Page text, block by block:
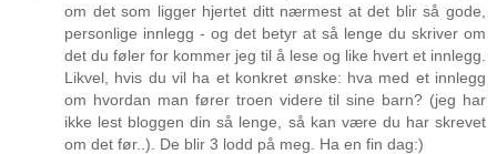
om det som ligger hjertet ditt nærmest at det blir så gode,
personlige innlegg - og det betyr at så lenge du skriver om
det du føler for kommer jeg til å lese og like hvert et innlegg.
Likvel, hvis du vil ha et konkret ønske: hva med et innlegg
om hvordan man fører troen videre til sine barn? (jeg har
ikke lest bloggen din så lenge, så kan være du har skrevet
om det før..). De blir 3 lodd på meg. Ha en fin dag:)